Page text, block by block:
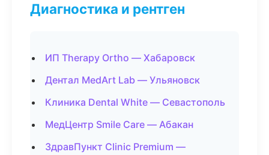
Диагностика и рентген
ИП Therapy Ortho — Хабаровск
Дентал MedArt Lab — Ульяновск
Клиника Dental White — Севастополь
МедЦентр Smile Care — Абакан
ЗдравПункт Clinic Premium —